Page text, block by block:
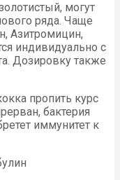
могут
ряда. Чаще
Азитромицин,
индивидуально с
Дозировку также
пропить курс
бактерия
иммунитет к